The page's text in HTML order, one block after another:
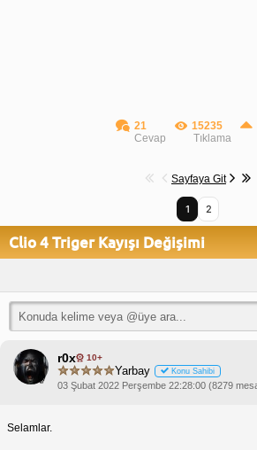
21
Cevap
15235
Tıklama
Sayfaya Git
1 2
Clio 4 Triger Kayışı Değişimi
r0x 10+
Yarbay Konu Sahibi
03 Şubat 2022 Perşembe 22:28:00 (8279
Selamlar.